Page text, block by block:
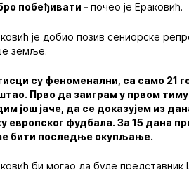
побеђивати -почео је Ераковић.
је добио позив сениорске
земље.
су феноменални, са само 21
Прво да заиграм у првом
још јаче, да се доказујем из
европског фудбала. За 15 дана
бити последње окупљање.
би могао да буде